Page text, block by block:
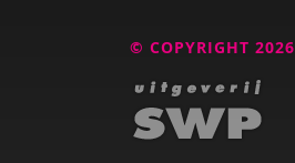
© COPYRIGHT 2026